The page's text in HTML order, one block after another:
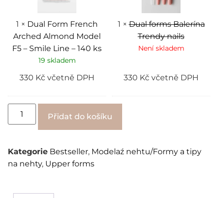
Smile
–
140
ks
1 × Dual Form French
Arched Almond Model
F5 – Smile Line – 140 ks
19 skladem
330 Kč včetně DPH
1 ×Dual forms Balerína
Trendy nails
Není skladem
330 Kč včetně DPH
Přidat do košíku
Kategorie Bestseller, Modelaź nehtu/Formy a tipy
na nehty, Upper forms